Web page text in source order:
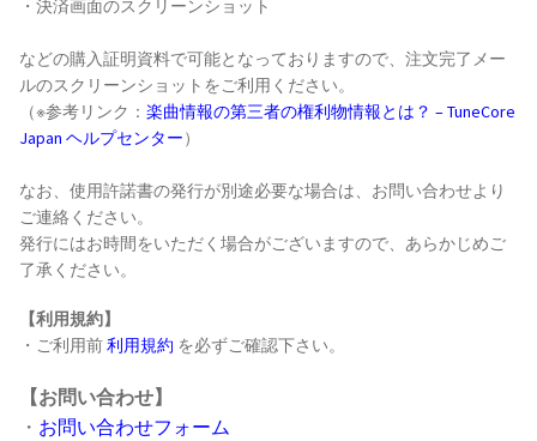
・決済画面のスクリーンショット
などの購入証明資料で可能となっておりますので、注文完了メー
ルのスクリーンショットをご利用ください。
（※参考リンク： 楽曲情報の第三者の権利物情報とは？ – TuneCore
Japan ヘルプセンター）
なお、使用許諾書の発行が別途必要な場合は、お問い合わせより
ご連絡ください。
発行にはお時間をいただく場合がございますので、あらかじめご
了承ください。
【利用規約】
・ご利用前利用規約 を必ずご確認下さい。
【お問い合わせ】
・ お問い合わせフォーム